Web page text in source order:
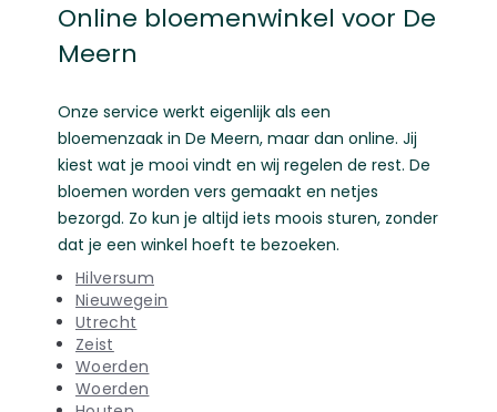
Online bloemenwinkel voor De
Meern
Onze service werkt eigenlijk als een
bloemenzaak in De Meern, maar dan online. Jij
kiest wat je mooi vindt en wij regelen de rest. De
bloemen worden vers gemaakt en netjes
bezorgd. Zo kun je altijd iets moois sturen, zonder
dat je een winkel hoeft te bezoeken.
Hilversum
Nieuwegein
Utrecht
Zeist
Woerden
Woerden